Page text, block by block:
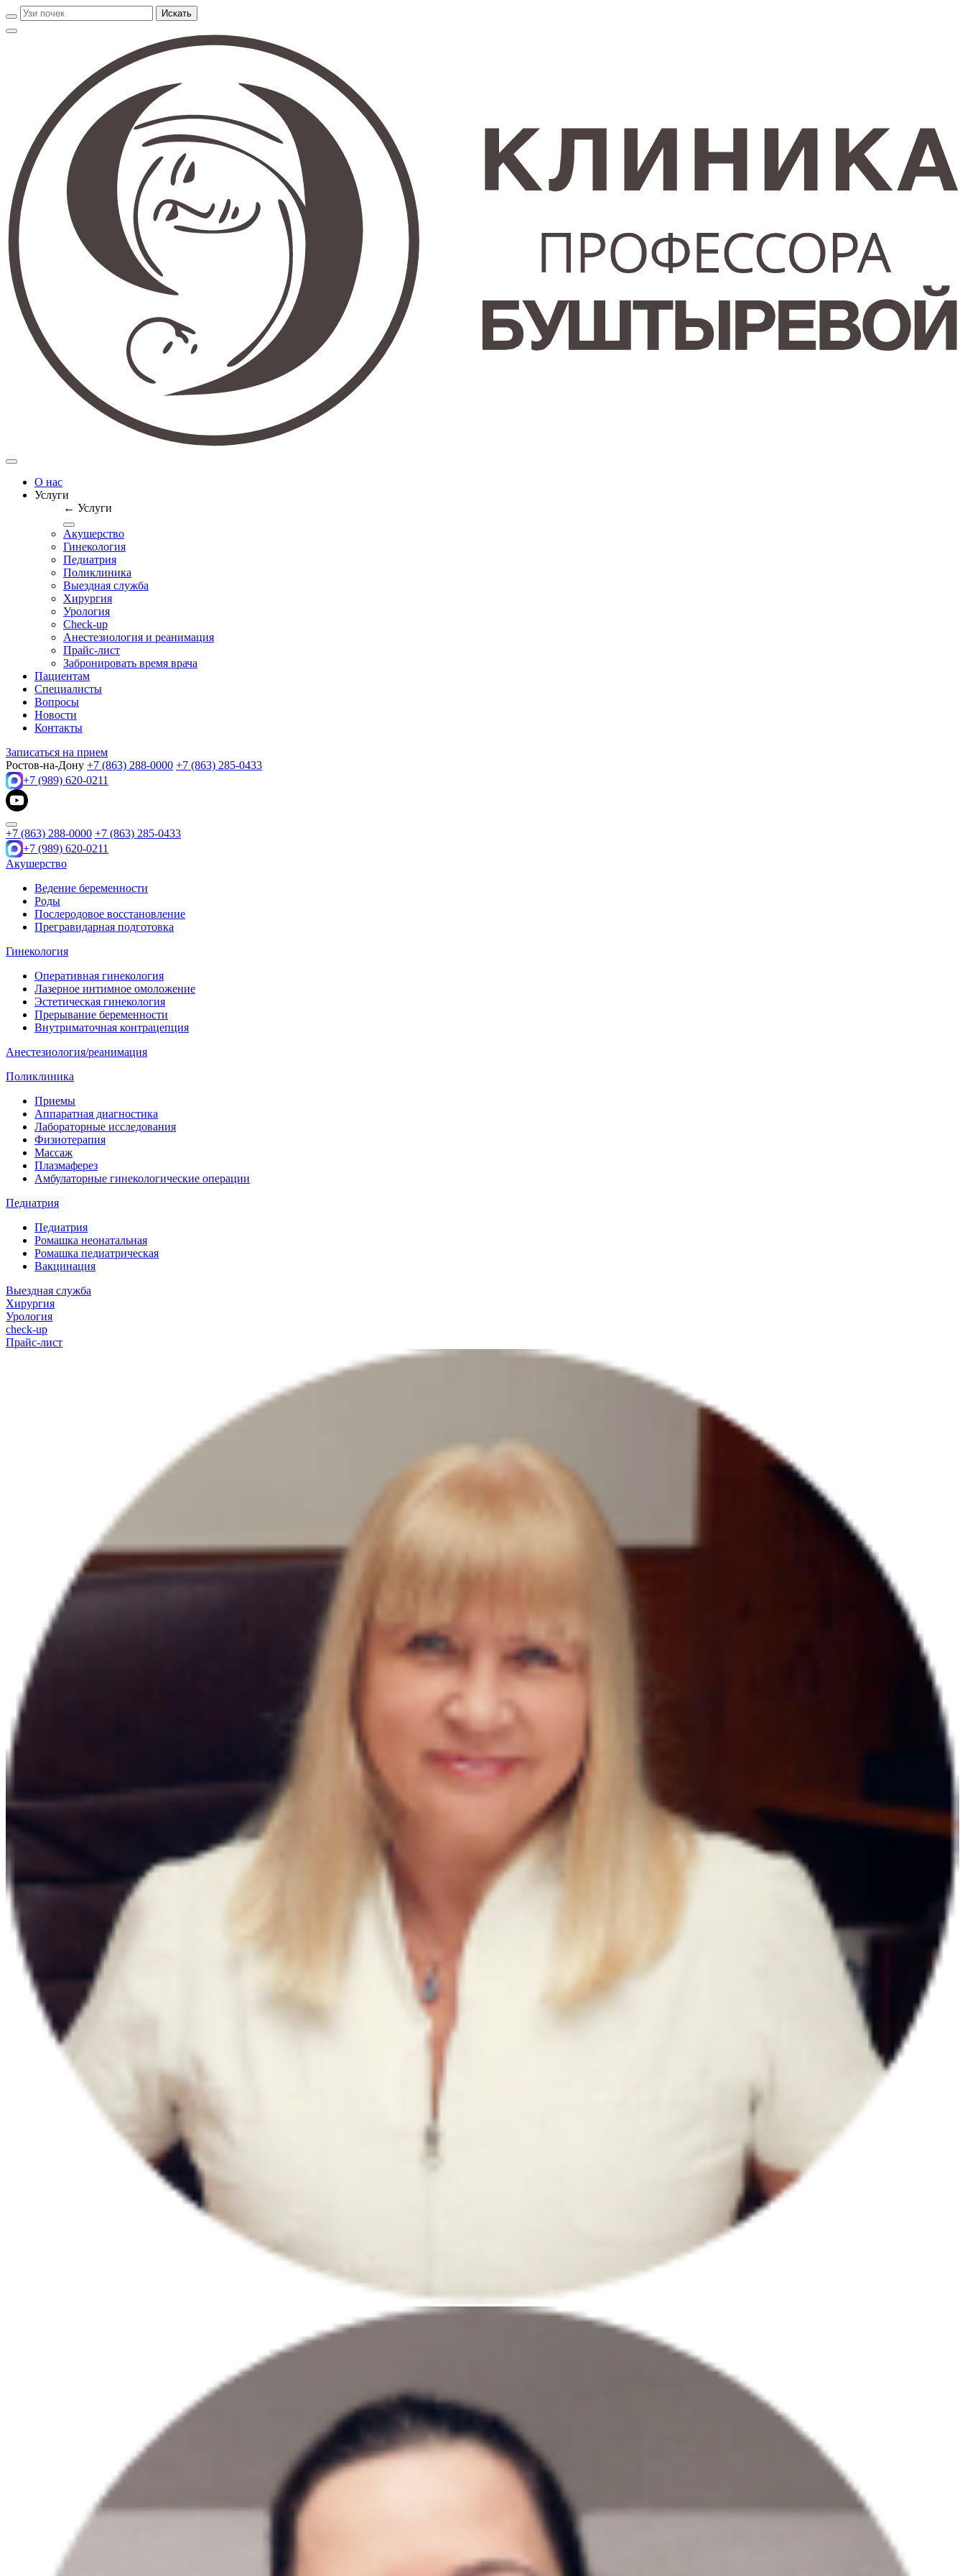
О нас
Услуги
← Услуги
Акушерство
Гинекология
Педиатрия
Поликлиника
Выездная служба
Хирургия
Урология
Check-up
Анестезиология и реанимация
Прайс-лист
Забронировать время врача
Пациентам
Специалисты
Вопросы
Новости
Контакты
Записаться на прием
Ростов-на-Дону +7 (863) 288-0000 +7 (863) 285-0433
+7 (989) 620-0211
+7 (863) 288-0000 +7 (863) 285-0433
+7 (989) 620-0211
Акушерство
Ведение беременности
Роды
Послеродовое восстановление
Прегравидарная подготовка
Гинекология
Оперативная гинекология
Лазерное интимное омоложение
Эстетическая гинекология
Прерывание беременности
Внутриматочная контрацепция
Анестезиология/реанимация
Поликлиника
Приемы
Аппаратная диагностика
Лабораторные исследования
Физиотерапия
Массаж
Плазмаферез
Амбулаторные гинекологические операции
Педиатрия
Педиатрия
Ромашка неонатальная
Ромашка педиатрическая
Вакцинация
Выездная служба
Хирургия
Урология
check-up
Прайс-лист